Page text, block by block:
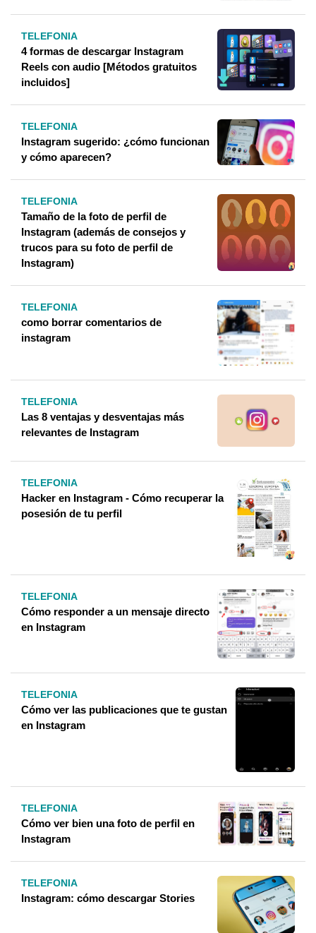
TELEFONIA
4 formas de descargar Instagram
Reels con audio [Métodos gratuitos
incluidos]
TELEFONIA
Instagram sugerido: ¿cómo funcionan
y cómo aparecen?
TELEFONIA
Tamaño de la foto de perfil de
Instagram (además de consejos y
trucos para su foto de perfil de
Instagram)
TELEFONIA
como borrar comentarios de
instagram
TELEFONIA
Las 8 ventajas y desventajas más
relevantes de Instagram
TELEFONIA
Hacker en Instagram - Cómo recuperar la
posesión de tu perfil
TELEFONIA
Cómo responder a un mensaje directo
en Instagram
TELEFONIA
Cómo ver las publicaciones que te gustan
en Instagram
TELEFONIA
Cómo ver bien una foto de perfil en
Instagram
TELEFONIA
Instagram: cómo descargar Stories